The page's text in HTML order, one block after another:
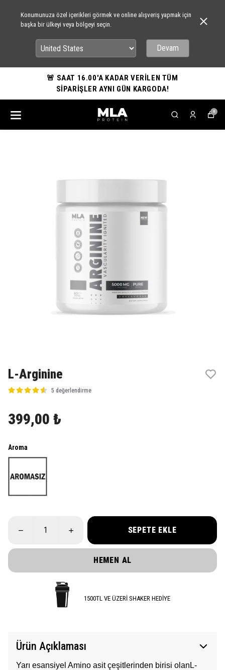
Konumunuza özel içerikleri görmek ve online alışveriş yapmak için
başka bir ülkeyi veya bölgeyi seçin.
Devam
🚨 SAAT 16.00'A KADAR VERİLEN TÜM
SİPARİŞLER AYNI GÜN KARGODA!
0
L-Arginine
5 değerlendirme
399,00 ₺
Aroma
SEPETE EKLE
HEMEN AL
1500TL VE ÜZERİ SHAKER HEDİYE
Ürün Açıklaması
Yarı esansiyel Amino asit çeşitlerinden birisi olanL-